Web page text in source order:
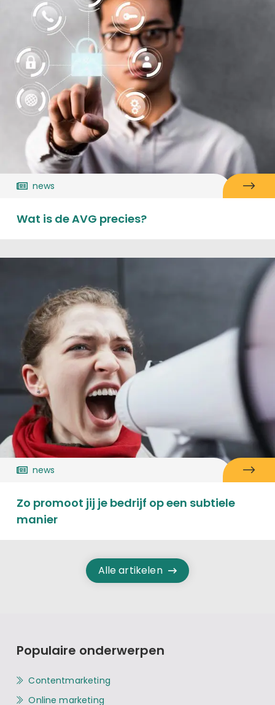
news
Wat is de AVG precies?
news
Zo promoot jij je bedrijf op een subtiele
manier
Alle artikelen
Populaire onderwerpen
Contentmarketing
Online marketing